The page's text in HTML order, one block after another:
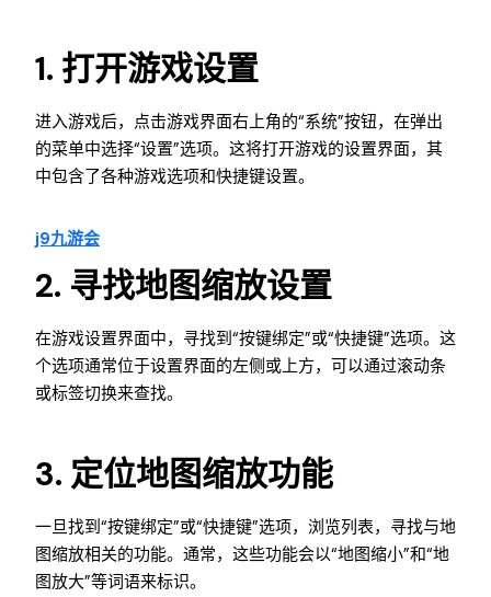
1. 打开游戏设置
进入游戏后，点击游戏界面右上角的“系统”按钮，在弹出
的菜单中选择“设置”选项。这将打开游戏的设置界面，其
中包含了各种游戏选项和快捷键设置。
j9九游会
2. 寻找地图缩放设置
在游戏设置界面中，寻找到“按键绑定”或“快捷键”选项。这
个选项通常位于设置界面的左侧或上方，可以通过滚动条
或标签切换来查找。
3. 定位地图缩放功能
一旦找到“按键绑定”或“快捷键”选项，浏览列表，寻找与地
图缩放相关的功能。通常，这些功能会以“地图缩小”和“地
图放大”等词语来标识。